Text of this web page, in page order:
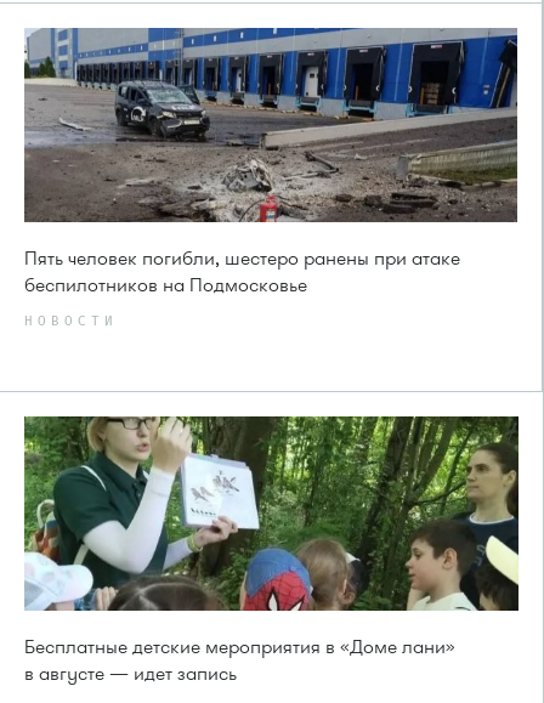
Пять человек погибли, шестеро ранены при атаке
беспилотников на Подмосковье
НОВОСТИ
Бесплатные детские мероприятия в «Доме лани»
в августе — идет запись